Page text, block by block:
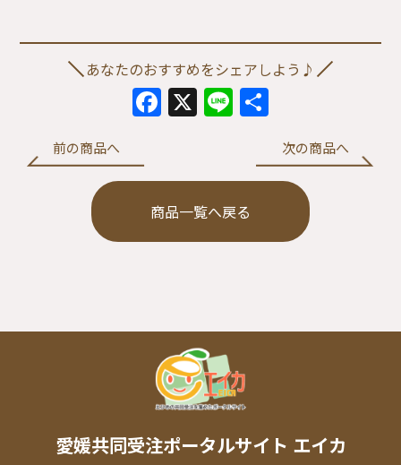
あなたのおすすめをシェアしよう♪
Facebook
X Line
有
前の商品へ 次の商品へ
商品一覧へ戻る
愛媛共同受注ポータルサイト エイカ